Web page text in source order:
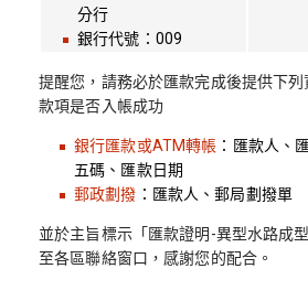
分行
銀行代號：009
提醒您，請務必於匯款完成後提供下
款項是否入帳成功
銀行匯款或ATM轉帳 ：匯款人、
五碼、匯款日期
郵政劃撥 ：匯款人、郵局劃撥單
並於主旨標示「匯款證明-異型水路成
至各區聯絡窗口，感謝您的配合。